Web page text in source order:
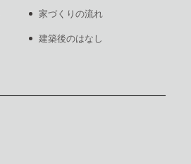
家づくりの流れ
建築後のはなし